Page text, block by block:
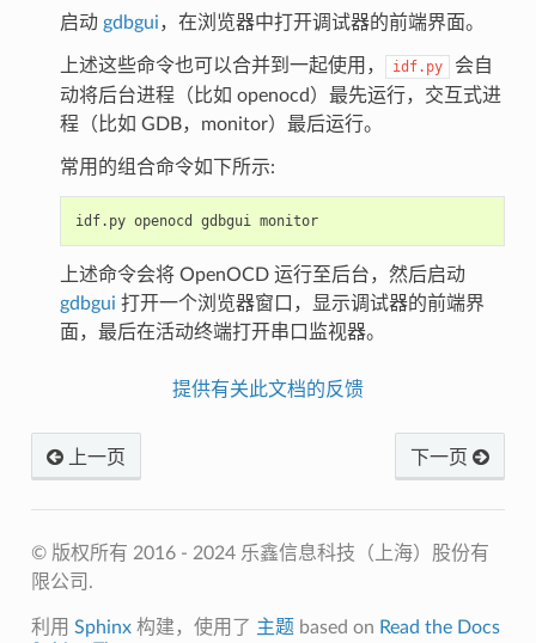
启动 gdbgui，在浏览器中打开调试器的前端界面。
上述这些命令也可以合并到一起使用， idf.py
会自
动将后台进程（比如 openocd）最先运行，交互式进
程（比如 GDB，monitor）最后运行。
常用的组合命令如下所示:
idf.py openocd gdbgui monitor
上述命令会将 OpenOCD 运行至后台，然后启动
gdbgui 打开一个浏览器窗口，显示调试器的前端界
面，最后在活动终端打开串口监视器。
提供有关此文档的反馈
上一页 下一页
© 版权所有 2016 - 2024 乐鑫信息科技（上海）股份有
限公司.
利用 Sphinx构建，使用了 主题 based on Read the Docs